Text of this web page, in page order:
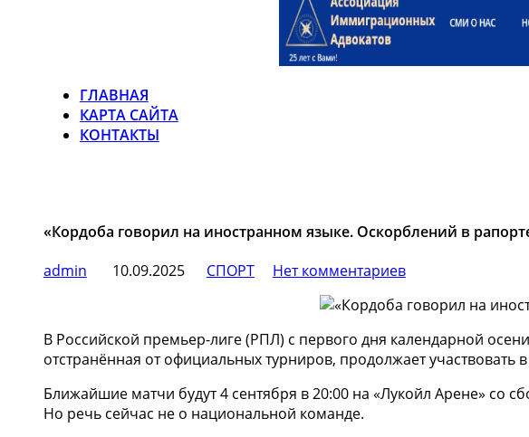
ГЛАВНАЯ
КАРТА САЙТА
КОНТАКТЫ
«Кордоба говорил на иностранном языке. Оскорблений в
admin
10.09.2025 СПОРТ Нет комментариев
В Российской премьер-лиге (РПЛ) с первого дня календарной
отстранённая от официальных турниров, продолжает
Ближайшие матчи будут 4 сентября в 20:00 на «Лукойл Арене» со
Но речь сейчас не о национальной команде.